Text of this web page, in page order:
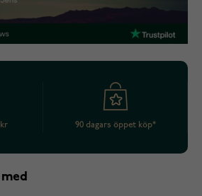
90 dagars öppet köp*